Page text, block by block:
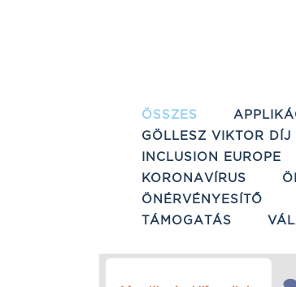
ÖSSZES
GÖLLESZ VIKTOR DÍJ
INCLUSION EUROPE
KORONAVÍRUS
ÖNÉRVÉNYESÍTŐ
TÁMOGATÁS